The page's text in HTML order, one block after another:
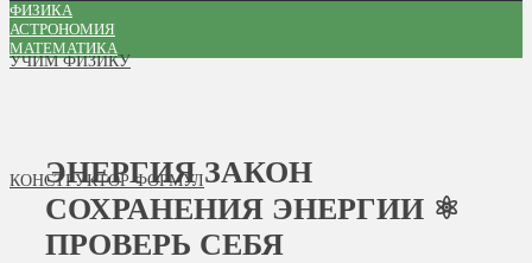
УЧИМ ФИЗИКУ
КОНСТРУКТОР ФОРМУЛ
ФИЗИКА
АСТРОНОМИЯ
МАТЕМАТИКА
ЭНЕРГИЯ ЗАКОН
СОХРАНЕНИЯ ЭНЕРГИИ ⚛
ПРОВЕРЬ СЕБЯ